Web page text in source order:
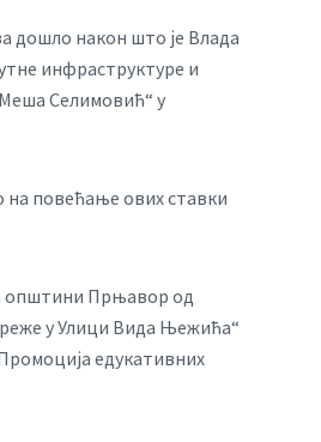
дошло након што је Влада
инфраструктуре и
Селимовић“ у
на повећање ових ставки
општини Прњавор од
у Улици Вида Њежића“
едукативних